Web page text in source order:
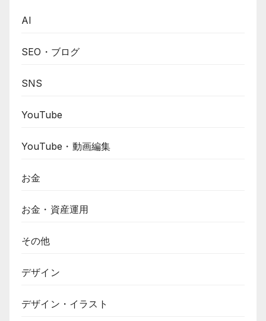
AI
SEO・ブログ
SNS
YouTube
YouTube・動画編集
お金
お金・資産運用
その他
デザイン
デザイン・イラスト